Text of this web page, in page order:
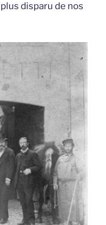
disparu de nos